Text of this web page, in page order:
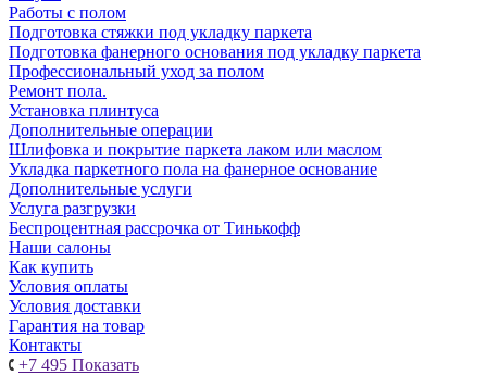
Работы с полом
Подготовка стяжки под укладку паркета
Подготовка фанерного основания под укладку паркета
Профессиональный уход за полом
Ремонт пола.
Установка плинтуса
Дополнительные операции
Шлифовка и покрытие паркета лаком или маслом
Укладка паркетного пола на фанерное основание
Дополнительные услуги
Услуга разгрузки
Беспроцентная рассрочка от Тинькофф
Наши салоны
Как купить
Условия оплаты
Условия доставки
Гарантия на товар
Контакты
+7 495 Показать